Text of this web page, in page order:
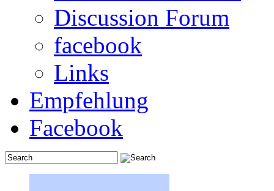
Discussion Forum
facebook
Links
Empfehlung
Facebook